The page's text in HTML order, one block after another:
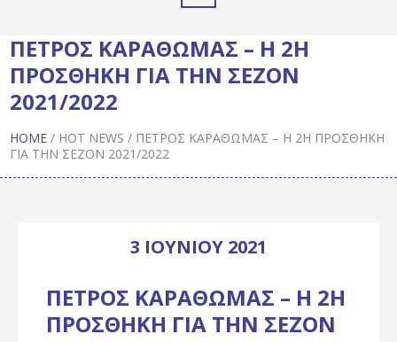
ΠΕΤΡΟΣ ΚΑΡΑΘΩΜΑΣ – Η 2Η
ΠΡΟΣΘΗΚΗ ΓΙΑ ΤΗΝ ΣΕΖΟΝ
2021/2022
HOME / HOT NEWS / ΠΕΤΡΟΣ ΚΑΡΑΘΩΜΑΣ – Η 2Η ΠΡΟΣΘΗΚΗ
ΓΙΑ ΤΗΝ ΣΕΖΟΝ 2021/2022
3 ΙΟΥΝΊΟΥ 2021
ΠΕΤΡΟΣ ΚΑΡΑΘΩΜΑΣ – Η 2Η
ΠΡΟΣΘΗΚΗ ΓΙΑ ΤΗΝ ΣΕΖΟΝ